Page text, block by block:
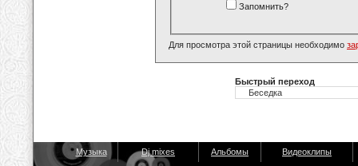
Запомнить?
Для просмотра этой страницы необходимо
Быстрый переход
Музыка Dj mixes Альбомы Видеоклипы